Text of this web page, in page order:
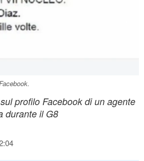
profilo Facebook di un agente
durante il G8